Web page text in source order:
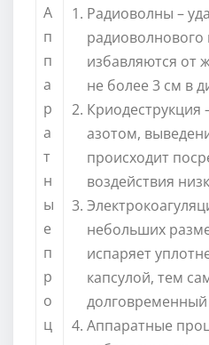
А
п
п
а
р
а
т
н
ы
е
п
р
о
ц
Радиоволны –
избавляются от
не более 3 см в
Криодеструкция
азотом,
происходит
воздействия
небольших
испаряет
капсулой, тем
долговременный
Аппаратные